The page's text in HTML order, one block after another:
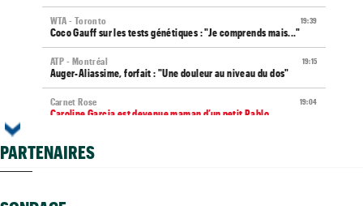
19:39
WTA - Toronto
Coco Gauff sur les tests génétiques : "Je comprends mais..."
19:15
ATP - Montréal
Auger-Aliassime, forfait : "Une douleur au niveau du dos"
19:04
Carnet Rose
Caroline Garcia est devenue maman d’un petit Pablo...
Elsa Jacquemot va éviter les périlleuses qualifications
PARTENAIRES